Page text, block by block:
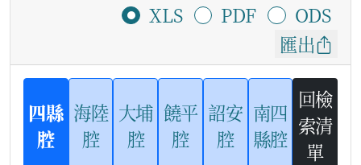
XLS
PDF
ODS
匯出
四縣
腔
海陸
腔
大埔
腔
饒平
腔
詔安
腔
南四
縣腔
回檢
索清
單